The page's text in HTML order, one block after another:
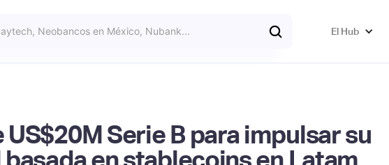
El Hub
Serie B para impulsar su